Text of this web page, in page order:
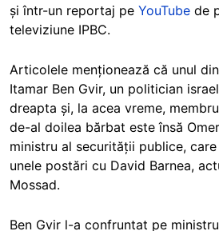
și într-un reportaj pe YouTube de
televiziune IPBC.
Articolele menționează că unul
Itamar Ben Gvir, un politician
dreapta și, la acea vreme,
de-al doilea bărbat este însă
ministru al securității publice,
unele postări cu David Barnea,
Mossad.
Ben Gvir l-a confruntat pe